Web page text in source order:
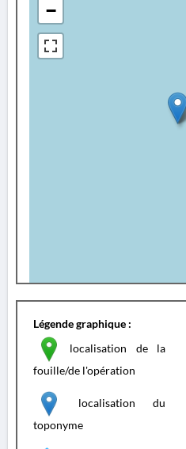
−
Légende graphique :
localisation de la
fouille/de l'opération
localisation du
toponyme